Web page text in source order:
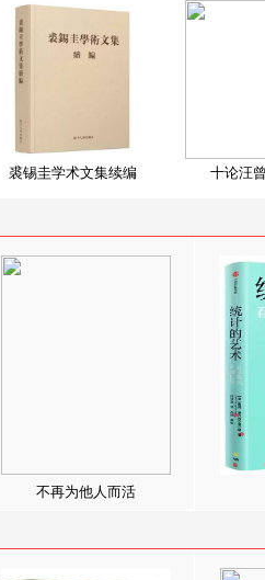
裘锡圭学术文集续编 十论汪
不再为他人而活